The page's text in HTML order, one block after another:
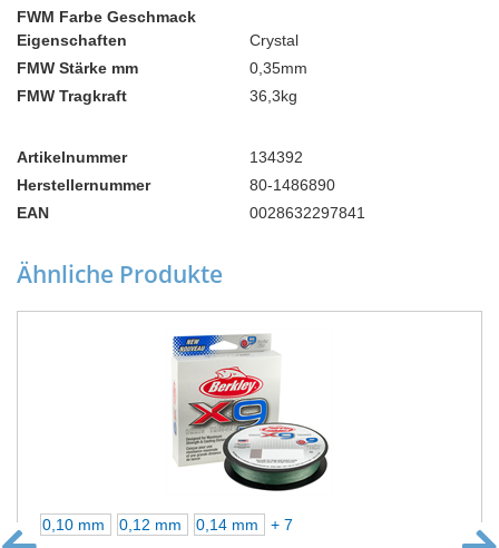
FWM Farbe Geschmack
Eigenschaften
Crystal
FMW Stärke mm
0,35mm
FMW Tragkraft
36,3kg
Artikelnummer
134392
Herstellernummer
80-1486890
EAN
0028632297841
Ähnliche Produkte
0,10 mm 0,12 mm 0,14 mm
+ 7